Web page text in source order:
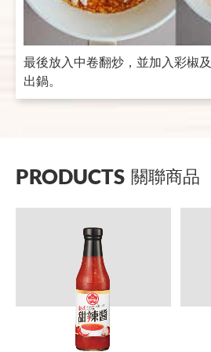
最後放入中卷翻炒，並加入彩椒
出鍋。
PRODUCTS 關聯商品